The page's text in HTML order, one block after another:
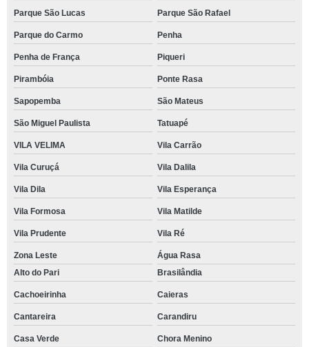
Parque São Lucas Parque São Rafael
Parque do Carmo Penha
Penha de França Piqueri
Pirambóia Ponte Rasa
Sapopemba São Mateus
São Miguel Paulista Tatuapé
VILA VELIMA Vila Carrão
Vila Curuçá Vila Dalila
Vila Dila Vila Esperança
Vila Formosa Vila Matilde
Vila Prudente Vila Ré
Zona Leste
Água Rasa
Alto do Pari
Brasilândia
Cachoeirinha Caieras
Cantareira Carandiru
Casa Verde Chora Menino